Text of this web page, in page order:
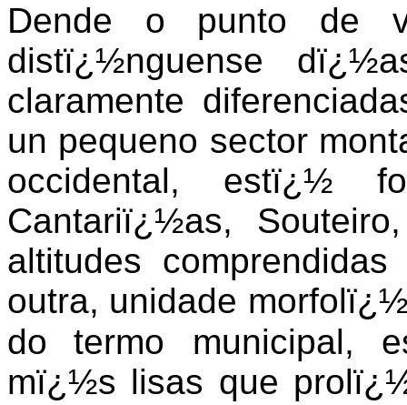
Dende o punto de
distï¿½nguense
claramente
un pequeno sector
occidental, estï¿½
Cantariï¿½as,
altitudes
outra, unidade
do
termo municipal,
mï¿½s lisas que